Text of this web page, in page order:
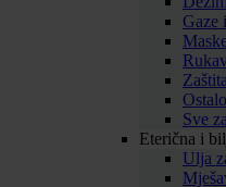
Gaze
Ostalo
Sve
Eterična i
Ulja